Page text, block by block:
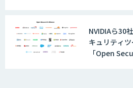
NVIDIAら30
キュリティ
「Open